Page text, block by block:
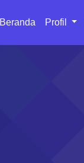
Beranda Profil